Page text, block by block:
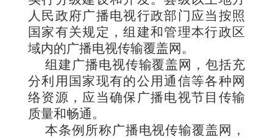
人民政府广播电视行政部门应当按照
国家有关规定 ，组建和管理本行政区
域内的广播电视传输覆盖网。
组建广播电视传输覆盖网，包括充
分利用国家现有的公用通信等各种网
络资源，应当确保广播电视节目传输
质量和畅通。
本条例所称广播电视传输覆盖网，